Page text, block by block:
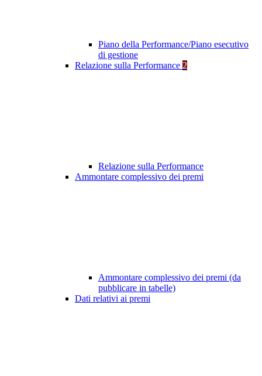
Piano della Performance/Piano esecutivo
di gestione
Relazione sulla Performance 2
Relazione sulla Performance
Ammontare complessivo dei premi
Ammontare complessivo dei premi (da
pubblicare in tabelle)
Dati relativi ai premi